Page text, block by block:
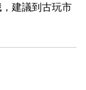
建議到古玩市